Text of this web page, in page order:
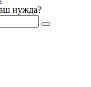
нужда?